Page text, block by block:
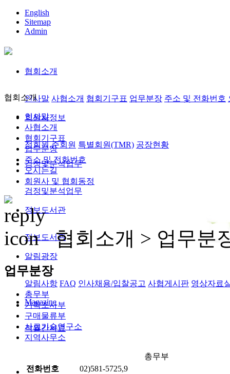
English
Sitemap
Admin
협회소개
인사말 사협소개 협회기구표 업무분장 주소 및 전화번호
회원사정보
정회원,준회원 특별회원(TMR) 공장현황
검정및분석업무
검정및분석업무
정보도서관
정보도서관
알림광장
알림사항 FAQ 인사채용/입찰공고 사협게시판 영상자료
Magazine
격월간사료
협회소개
인사말
사협소개
협회기구표
업무분장
주소 및 전화번호
오시는길
회원사 및 협회동정
협회소개 > 업무분
업무분장
총무부
기획조사부
구매물류부
사료기술연구소
지역사무소
총무부
전화번호
02)581-5725,9